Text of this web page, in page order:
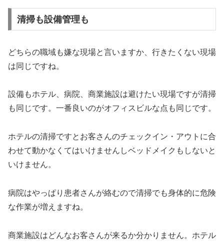
清掃も設備管理も
どちらの職域も嫌な現場と言いますか、行きたくない現場
は同じですね。
設備もホテル、病院、商業施設は避けたい現場ですが清掃
も同じです。一番良いのがオフィスビルな点も同じです。
ホテルの清掃ですとお客さんのチェックイン・アウトに合
わせて動かなくてはいけませんしベッドメイクもしないと
いけません。
病院はやっぱり患者さんが絡むので清掃でも身体的に危険
な作業が増えますね。
商業施設はどんなお客さんが来るか分かりません。ホテル